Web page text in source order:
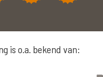
is o.a. bekend van: